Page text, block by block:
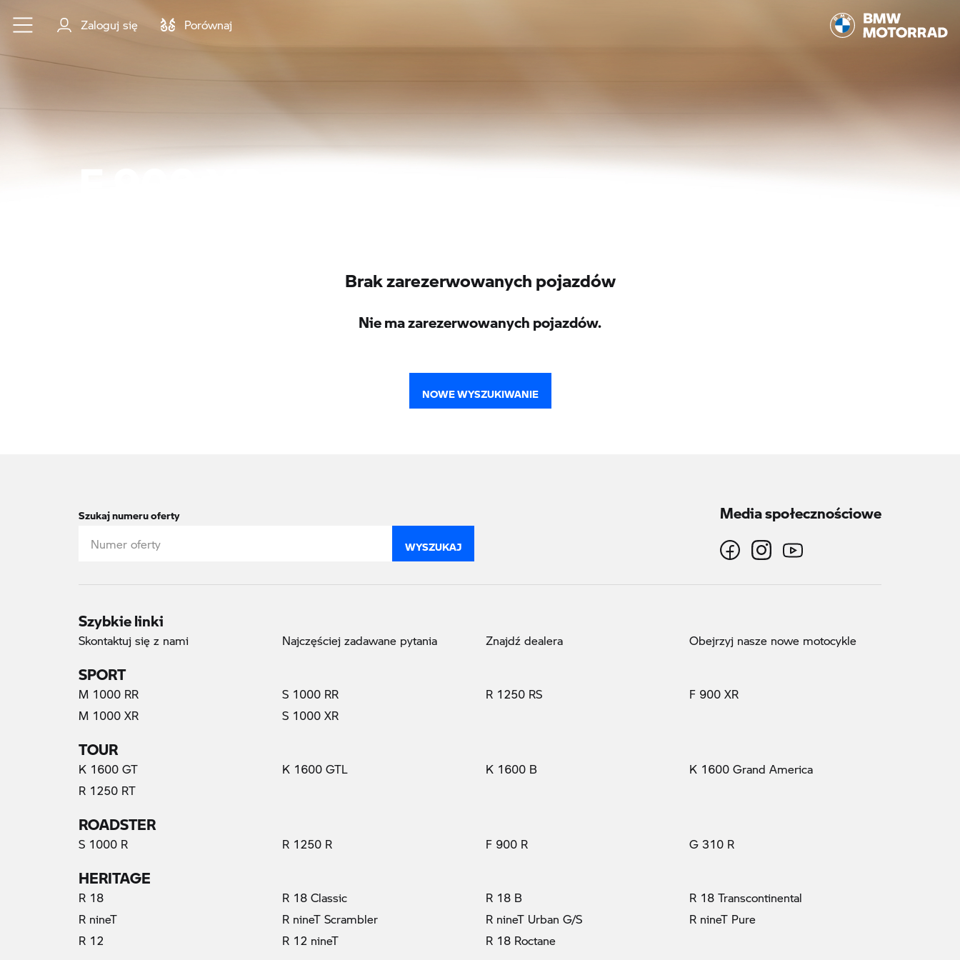
Przejdź do głównej treści
Zaloguj się Porównaj
F 900 XR
Brak zarezerwowanych pojazdów
Nie ma zarezerwowanych pojazdów.
NOWE WYSZUKIWANIE
Szukaj numeru oferty
WYSZUKAJ
Media społecznościowe
Szybkie linki
Skontaktuj się z nami Najczęściej zadawane pytania Znajdź dealera Obejrzyj nasze nowe motocykle
SPORT
M 1000 RR S 1000 RR R 1250 RS
F 900 XR
M 1000 XR
S 1000 XR
TOUR
K 1600 GT K 1600 GTL K 1600 B
K 1600 Grand America
R 1250 RT
ROADSTER
S 1000 R R 1250 R F 900 R G 310 R
HERITAGE
R 18 R 18 Classic R 18 B
R 18 Transcontinental
R nineT
R nineT Scrambler R nineT Urban G/S
R nineT Pure
R 12
R 12 nineT R 18 Roctane